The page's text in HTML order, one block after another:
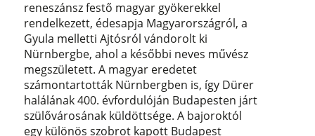
reneszánsz festő magyar gyökerekkel
rendelkezett, édesapja Magyarországról, a
Gyula melletti Ajtósról vándorolt ki
Nürnbergbe, ahol a későbbi neves művész
megszületett. A magyar eredetet
számontartották Nürnbergben is, így Dürer
halálának 400. évfordulóján Budapesten járt
szülővárosának küldöttsége. A bajoroktól
egy különös szobrot kapott Budapest